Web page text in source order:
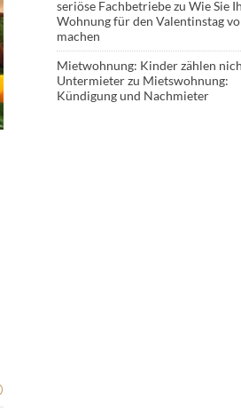
seriöse Fachbetriebezu Wie Sie
Wohnung für den Valentinstag
machen
Mietwohnung: Kinder zählen
Untermieterzu Mietswohnung:
Kündigung und Nachmieter